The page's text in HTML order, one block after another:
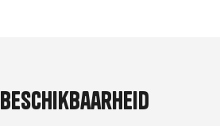
Beschikbaarheid